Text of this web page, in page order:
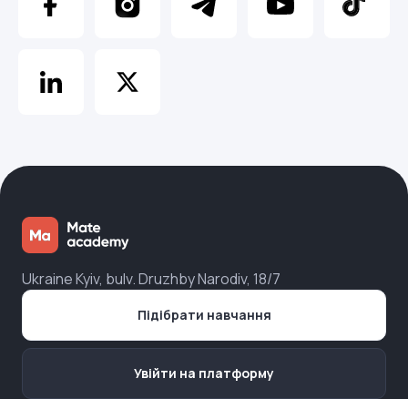
Ukraine Kyiv, bulv. Druzhby Narodiv, 18/7
Підібрати навчання
Увійти на платформу